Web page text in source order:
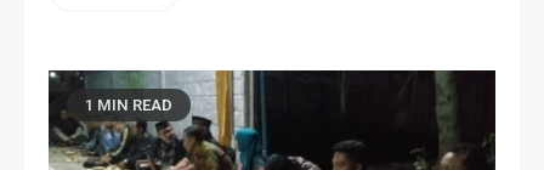
1 MIN READ